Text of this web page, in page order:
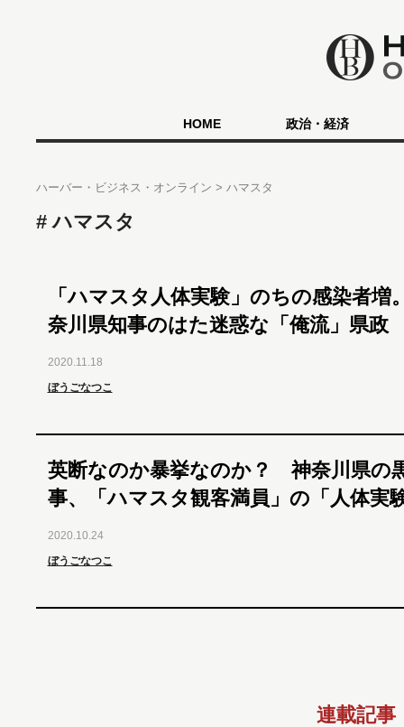
HOME 政治・経済
ハーバー・ビジネス・オンライン ハマスタ
ハマスタ
「ハマスタ人体実験」のちの感染者増
奈川県知事のはた迷惑な「俺流」県政
2020.11.18
ぼうごなつこ
英断なのか暴挙なのか？ 神奈川県の
事、「ハマスタ観客満員」の「人体実
2020.10.24
ぼうごなつこ
連載記事